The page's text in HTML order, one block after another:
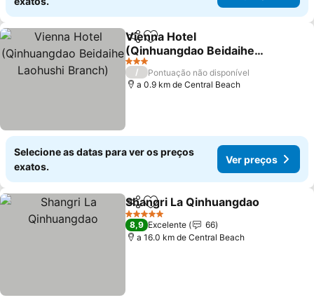
PartilharAdicionar aos favoritos
Vienna Hotel
(Qinhuangdao Beidaihe
Laohushi Branch)
Ver preços
3 Estrelas
/
Pontuação não disponível
a 0.9 km de Central Beach
Selecione as datas para ver os preços
exatos.
Ver preços
PartilharAdicionar aos favoritos
Shangri La Qinhuangdao
5 Estrelas
8,9 Excelente
66
a 16.0 km de Central Beach